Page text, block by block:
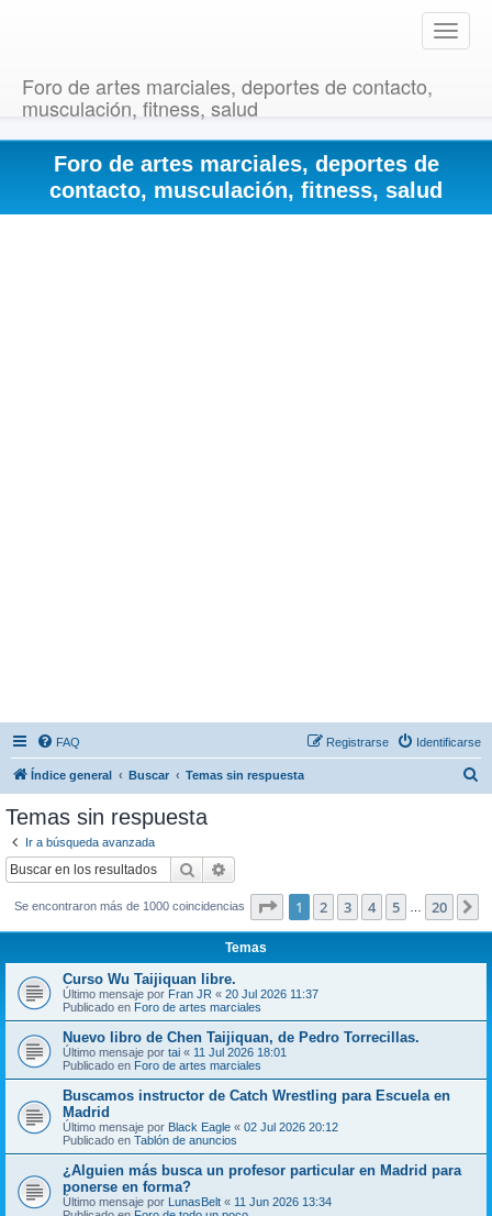
T
o
e
v
Foro de artes marciales, deportes de contacto,
musculación, fitness, salud
Foro de artes marciales, deportes de
contacto, musculación, fitness, salud
FAQ Identificarse
Registrarse
Índice general Buscar Temas sin respuesta
Temas sin respuesta
Ir a búsqueda avanzada
Buscar
Se encontraron más de 1000 coincidencias Página de 20
1 2 3 4 5 20
Temas
Curso Wu Taijiquan libre.
Último mensaje por Fran JR « 20 Jul 2026 11:37
Publicado en Foro de artes marciales
Nuevo libro de Chen Taijiquan, de Pedro Torrecillas.
Último mensaje por tai « 11 Jul 2026 18:01
Publicado en Foro de artes marciales
Buscamos instructor de Catch Wrestling para Escuela en
Madrid
Último mensaje por Black Eagle « 02 Jul 2026 20:12
Publicado en Tablón de anuncios
¿Alguien más busca un profesor particular en Madrid para
ponerse en forma?
Último mensaje por LunasBelt « 11 Jun 2026 13:34